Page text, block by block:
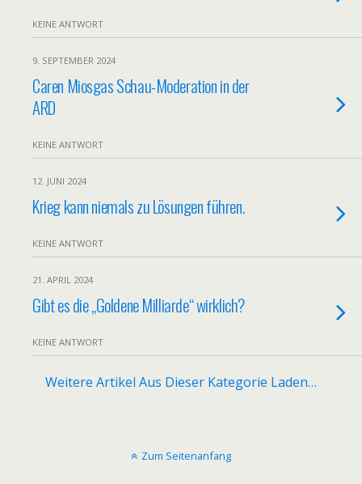
KEINE ANTWORT
9. SEPTEMBER 2024
Caren Miosgas Schau-Moderation in der
ARD
KEINE ANTWORT
12. JUNI 2024
Krieg kann niemals zu Lösungen führen.
KEINE ANTWORT
21. APRIL 2024
Gibt es die „Goldene Milliarde“ wirklich?
KEINE ANTWORT
Weitere Artikel Aus Dieser Kategorie Laden…
Zum Seitenanfang